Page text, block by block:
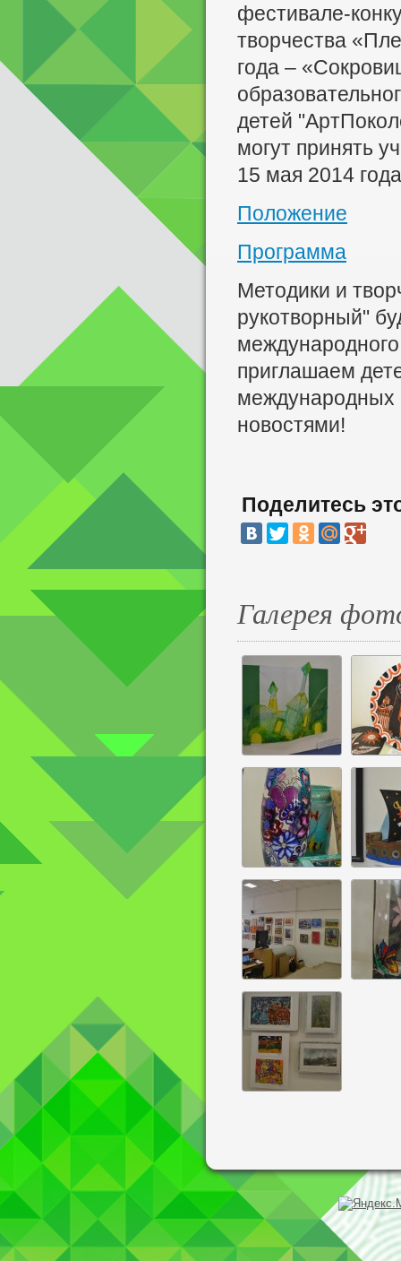
фестивале-
творчества
года –
детей
могут принять
15 мая 2014
Положение
Программа
Методики и
рукотворный"
приглашаем
международных
новостями!
Поделитесь
Галерея